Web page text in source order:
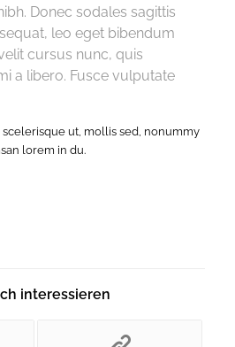
Donec sodales sagittis
leo eget bibendum
cursus nunc, quis
a libero. Fusce vulputate
ut, mollis sed, nonummy
lorem in du.
interessieren